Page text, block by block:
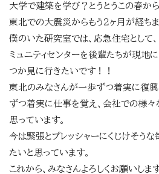
大学で建築を学び？とうとうこの春から
東北での大震災からもう２ヶ月が経ちま
僕のいた研究室では、応急住宅として、
ミュニティセンターを後輩たちが現地
つか見に行きたいです！！
東北のみなさんが一歩ずつ着実に復興
ずつ着実に仕事を覚え、会社での様
思っています。
今は緊張とプレッシャーにくじけそう
たいと思っています。
これから、みなさんよろしくお願いしま